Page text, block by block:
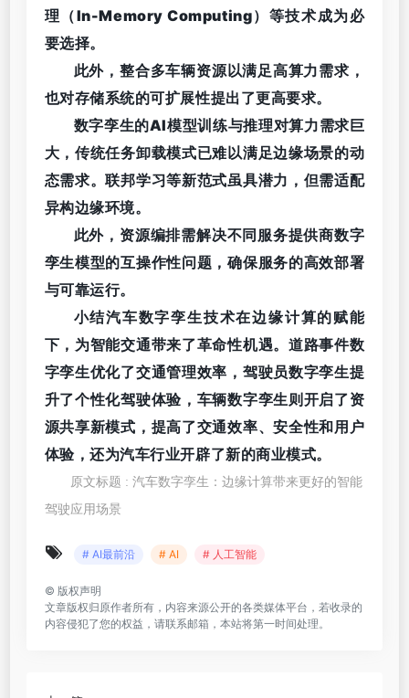
理（In-Memory Computing）等技术成为必
要选择。
此外，整合多车辆资源以满足高算力需求，
也对存储系统的可扩展性提出了更高要求。
数字孪生的AI模型训练与推理对算力需求巨
大，传统任务卸载模式已难以满足边缘场景的动
态需求。联邦学习等新范式虽具潜力，但需适配
异构边缘环境。
此外，资源编排需解决不同服务提供商数字
孪生模型的互操作性问题，确保服务的高效部署
与可靠运行。
小结汽车数字孪生技术在边缘计算的赋能
下，为智能交通带来了革命性机遇。道路事件数
字孪生优化了交通管理效率，驾驶员数字孪生提
升了个性化驾驶体验，车辆数字孪生则开启了资
源共享新模式，提高了交通效率、安全性和用户
体验，还为汽车行业开辟了新的商业模式。
原文标题 : 汽车数字孪生：边缘计算带来更好的智能
驾驶应用场景
# AI最前沿 # AI # 人工智能
© 版权声明
文章版权归原作者所有，内容来源公开的各类媒体平台，若收录的
内容侵犯了您的权益，请联系邮箱，本站将第一时间处理。